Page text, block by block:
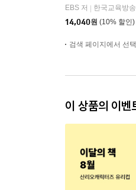
EBS 저
한국교육방송공사
14,040원 (10% 할인)
검색 페이지에서 선
이 상품의 이벤